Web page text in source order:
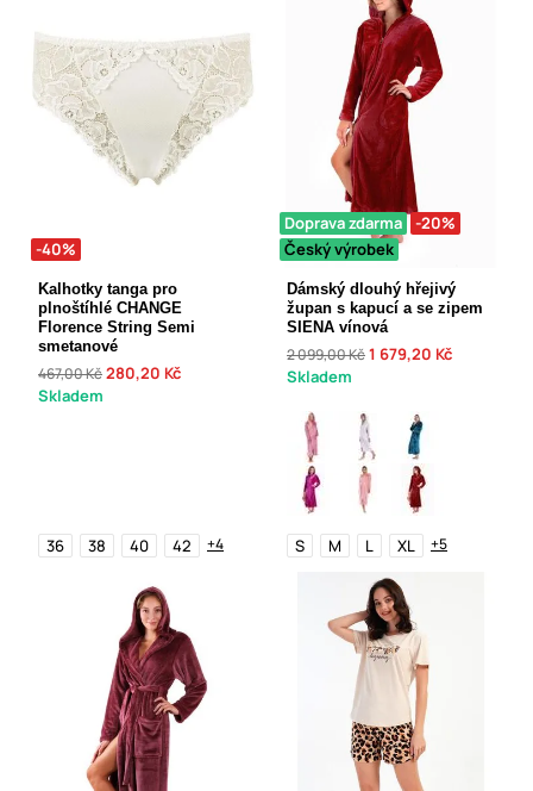
-40%
Kalhotky tanga pro
plnoštíhlé CHANGE
Florence String Semi
smetanové
467,00 Kč280,20 Kč
Skladem
36 38 40 42 +4
Doprava zdarma
-20%
Český výrobek
Dámský dlouhý hřejivý
župan s kapucí a se zipem
SIENA vínová
2 099,00 Kč1 679,20 Kč
Skladem
S M L XL +5